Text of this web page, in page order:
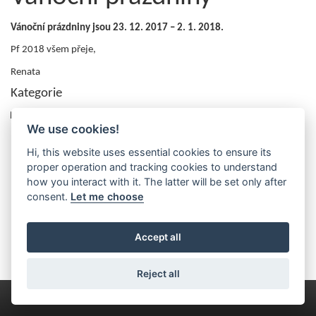
Vánoční prázdniny jsou 23. 12. 2017 – 2. 1. 2018.
Pf 2018 všem přeje,
Renata
Kategorie
We use cookies!
Hi, this website uses essential cookies to ensure its
proper operation and tracking cookies to understand
how you interact with it. The latter will be set only after
consent. Let me choose
Accept all
Reject all